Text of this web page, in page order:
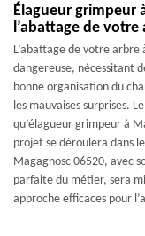
Élagueur grimpeur
l’abattage de votre
L’abattage de votre
dangereuse, nécessitant
bonne organisation du
les mauvaises surprises.
qu’élagueur grimpeur à
projet se déroulera dans
Magagnosc 06520, avec
parfaite du métier, sera
approche efficaces pour